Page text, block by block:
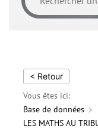
< Retour
Vous êtes ici:
Base de données
LES MATHS AU